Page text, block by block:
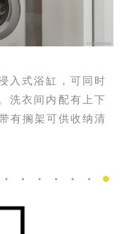
入式浴缸，可同时
洗衣间内配有上下
有搁架可供收纳清